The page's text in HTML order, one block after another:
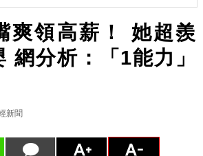
爽領高薪！ 她超羨
網分析：「1能力」
新聞